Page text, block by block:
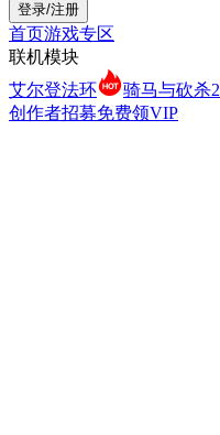
登录/注册
首页游戏专区
联机模块
艾尔登法环
骑马与砍杀2
创作者招募免费领VIP